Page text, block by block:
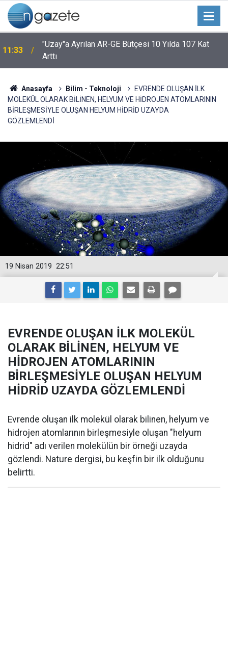
11:33
"Uzay"a Ayrılan AR-GE Bütçesi 10 Yılda 107 Kat
Arttı
Anasayfa Bilim - Teknoloji
EVRENDE OLUŞAN İLK
MOLEKÜL OLARAK BİLİNEN, HELYUM VE HİDROJEN ATOMLARININ
BİRLEŞMESİYLE OLUŞAN HELYUM HİDRİD UZAYDA
GÖZLEMLENDİ
22:51
19 Nisan 2019
EVRENDE OLUŞAN İLK MOLEKÜL
OLARAK BİLİNEN, HELYUM VE
HİDROJEN ATOMLARININ
BİRLEŞMESİYLE OLUŞAN HELYUM
HİDRİD UZAYDA GÖZLEMLENDİ
Evrende oluşan ilk molekül olarak bilinen, helyum ve
hidrojen atomlarının birleşmesiyle oluşan "helyum
hidrid" adı verilen molekülün bir örneği uzayda
gözlendi. Nature dergisi, bu keşfin bir ilk olduğunu
belirtti.